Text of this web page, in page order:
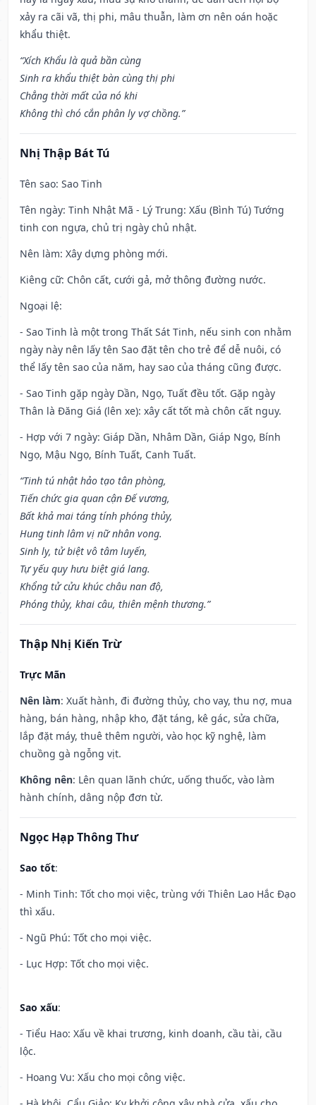
xảy ra cãi vã, thị phi, mâu thuẫn, làm ơn nên oán hoặc
khẩu thiệt.
“Xích Khẩu là quả bần cùng
Sinh ra khẩu thiệt bàn cùng thị phi
Chẳng thời mất của nó khi
Không thì chó cắn phân ly vợ chồng.”
Nhị Thập Bát Tú
Tên sao: Sao Tinh
Tên ngày: Tinh Nhật Mã - Lý Trung: Xấu (Bình Tú) Tướng
tinh con ngựa, chủ trị ngày chủ nhật.
Nên làm: Xây dựng phòng mới.
Kiêng cữ: Chôn cất, cưới gả, mở thông đường nước.
Ngoại lệ:
- Sao Tinh là một trong Thất Sát Tinh, nếu sinh con nhằm
ngày này nên lấy tên Sao đặt tên cho trẻ để dễ nuôi, có
thể lấy tên sao của năm, hay sao của tháng cũng được.
- Sao Tinh gặp ngày Dần, Ngọ, Tuất đều tốt. Gặp ngày
Thân là Đăng Giá (lên xe): xây cất tốt mà chôn cất nguy.
- Hợp với 7 ngày: Giáp Dần, Nhâm Dần, Giáp Ngọ, Bính
Ngọ, Mậu Ngọ, Bính Tuất, Canh Tuất.
“Tinh tú nhật hảo tạo tân phòng,
Tiến chức gia quan cận Đế vương,
Bất khả mai táng tính phóng thủy,
Hung tinh lâm vị nữ nhân vong.
Sinh ly, tử biệt vô tâm luyến,
Tự yếu quy hưu biệt giá lang.
Khổng tử cửu khúc châu nan độ,
Phóng thủy, khai câu, thiên mệnh thương.”
Thập Nhị Kiến Trừ
Trực Mãn
Nên làm: Xuất hành, đi đường thủy, cho vay, thu nợ, mua
hàng, bán hàng, nhập kho, đặt táng, kê gác, sửa chữa,
lắp đặt máy, thuê thêm người, vào học kỹ nghệ, làm
chuồng gà ngỗng vịt.
Không nên: Lên quan lãnh chức, uống thuốc, vào làm
hành chính, dâng nộp đơn từ.
Ngọc Hạp Thông Thư
Sao tốt:
- Minh Tinh: Tốt cho mọi việc, trùng với Thiên Lao Hắc Đạo
thì xấu.
- Ngũ Phú: Tốt cho mọi việc.
- Lục Hợp: Tốt cho mọi việc.
Sao xấu:
- Tiểu Hao: Xấu về khai trương, kinh doanh, cầu tài, cầu
lộc.
- Hoang Vu: Xấu cho mọi công việc.